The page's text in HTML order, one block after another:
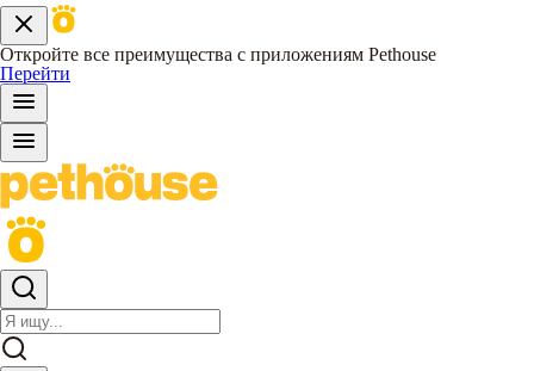
Откройте все преимущества с приложениям Pethouse
Перейти